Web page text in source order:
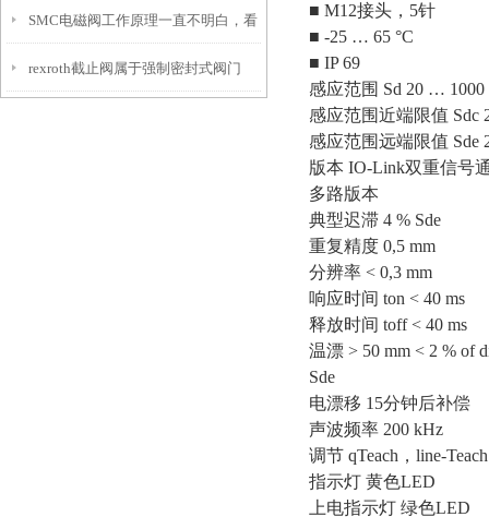
行机构
传输方式?
SMC电磁阀工作原理一直不明白，看
完这个秒懂！记得收藏
rexroth截止阀属于强制密封式阀门
■ M12接头，5针
■ -25 … 65 °C
■ IP 69
感应范围 Sd 20 … 1000
感应范围近端限值 Sdc
感应范围远端限值 Sde
版本 IO-Link双重信号
多路版本
典型迟滞 4 % Sde
重复精度 0,5 mm
分辨率 < 0,3 mm
响应时间 ton < 40 ms
释放时间 toff < 40 ms
温漂 > 50 mm < 2 % of
Sde
电漂移 15分钟后补偿
声波频率 200 kHz
调节 qTeach，line-
指示灯 黄色LED
上电指示灯 绿色LED